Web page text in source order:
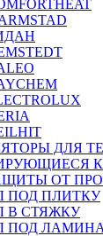
ДЛЯ
ОТ
ПОД ПЛИТКУ
В СТЯЖКУ
ПОД